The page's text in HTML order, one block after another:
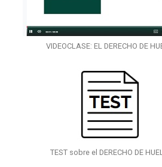
VIDEOCLASE: EL DERECHO DE
TEST sobre el DERECHO DE